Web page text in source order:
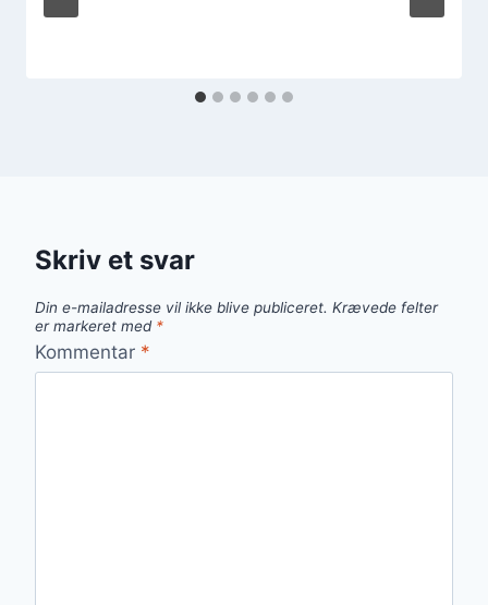
Skriv et svar
Din e-mailadresse vil ikke blive publiceret. Krævede felter
er markeret med *
Kommentar *